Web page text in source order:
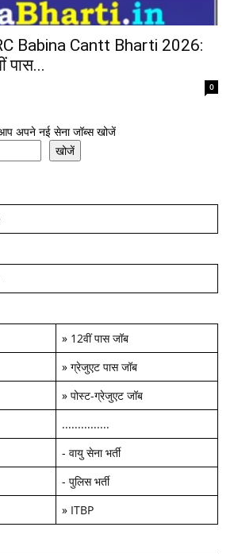
Babina Cantt Bharti 2026:
पास...
0
अपने नई सेना जॉब्स खोजें
खोजें
» 12वीं पास जॉब
» ग्रेजुएट पास जॉब
» पोस्ट-ग्रेजुएट जॉब
...............
- वायु सेना भर्ती
- पुलिस भर्ती
» ITBP